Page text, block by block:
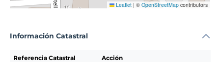
Leaflet | © OpenStreetMap contributors
Información Catastral
Referencia Catastral Acción